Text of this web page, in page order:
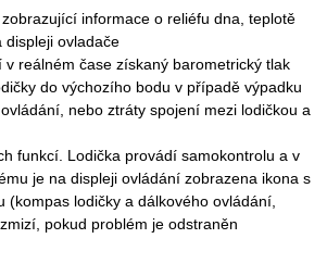
informace o reliéfu dna, teplotě
displeji ovladače
reálném čase získaný barometrický tlak
do výchozího bodu v případě výpadku
nebo ztráty spojení mezi lodičkou a
funkcí. Lodička provádí samokontrolu a v
je na displeji ovládání zobrazena ikona s
(kompas lodičky a dálkového ovládání,
pokud problém je odstraněn